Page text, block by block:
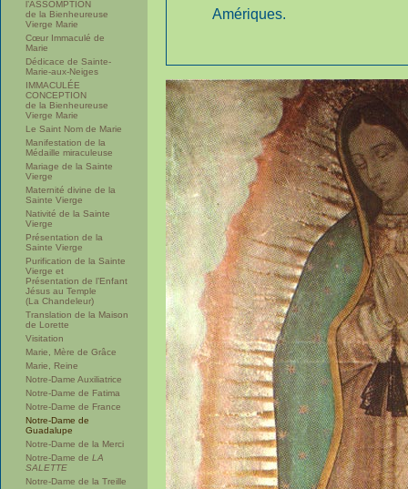
l’ASSOMPTION
de la Bienheureuse
Vierge Marie
Cœur Immaculé de
Marie
Dédicace de Sainte-
Marie-aux-Neiges
IMMACULÉE
CONCEPTION
de la Bienheureuse
Vierge Marie
Le Saint Nom de Marie
Manifestation de la
Médaille miraculeuse
Mariage de la Sainte
Vierge
Maternité divine de la
Sainte Vierge
Nativité de la Sainte
Vierge
Présentation de la
Sainte Vierge
Purification de la Sainte
Vierge et
Présentation de l’Enfant
Jésus au Temple
(La Chandeleur)
Translation de la Maison
de Lorette
Visitation
Marie, Mère de Grâce
Marie, Reine
Notre-Dame Auxiliatrice
Notre-Dame de Fatima
Notre-Dame de France
Notre-Dame de
Guadalupe
Notre-Dame de la Merci
Notre-Dame de LA
SALETTE
Notre-Dame de la Treille
Amériques.